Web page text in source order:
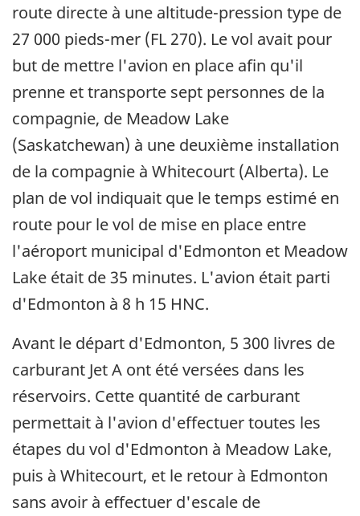
route directe à une altitude-pression type de
27 000 pieds-mer (FL 270). Le vol avait pour
but de mettre l'avion en place afin qu'il
prenne et transporte sept personnes de la
compagnie, de Meadow Lake
(Saskatchewan) à une deuxième installation
de la compagnie à Whitecourt (Alberta). Le
plan de vol indiquait que le temps estimé en
route pour le vol de mise en place entre
l'aéroport municipal d'Edmonton et Meadow
Lake était de 35 minutes. L'avion était parti
d'Edmonton à 8 h 15 HNC.
Avant le départ d'Edmonton, 5 300 livres de
carburant Jet A ont été versées dans les
réservoirs. Cette quantité de carburant
permettait à l'avion d'effectuer toutes les
étapes du vol d'Edmonton à Meadow Lake,
puis à Whitecourt, et le retour à Edmonton
sans avoir à effectuer d'escale de